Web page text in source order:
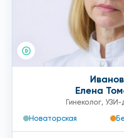
Елена
Гинеколог, УЗИ-
Новаторская